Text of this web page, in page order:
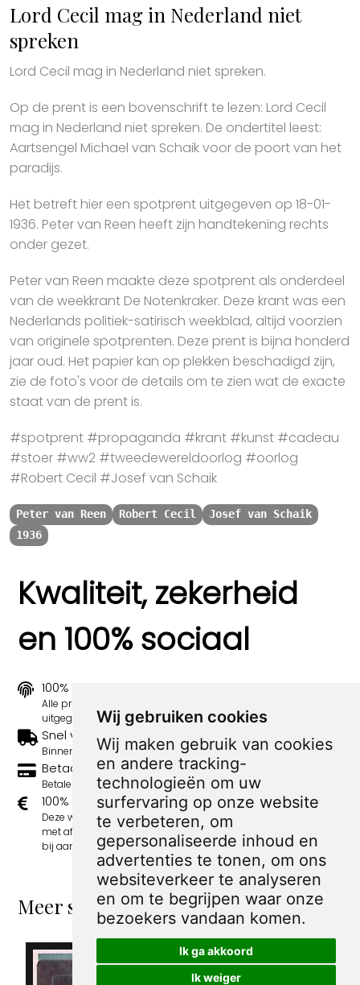
Wij gebruiken cookies
Wij maken gebruik van cookies
en andere tracking-
technologieën om uw
surfervaring op onze website
te verbeteren, om
gepersonaliseerde inhoud en
advertenties te tonen, om ons
websiteverkeer te analyseren
en om te begrijpen waar onze
bezoekers vandaan komen.
Ik ga akkoord
Ik weiger
Lord Cecil mag in Nederland niet
spreken
Lord Cecil mag in Nederland niet spreken.
Op de prent is een bovenschrift te lezen: Lord Cecil
mag in Nederland niet spreken. De ondertitel leest:
Aartsengel Michael van Schaik voor de poort van het
paradijs.
Het betreft hier een spotprent uitgegeven op 18-01-
1936. Peter van Reen heeft zijn handtekening rechts
onder gezet.
Peter van Reen maakte deze spotprent als onderdeel
van de weekkrant De Notenkraker. Deze krant was een
Nederlands politiek-satirisch weekblad, altijd voorzien
van originele spotprenten. Deze prent is bijna honderd
jaar oud. Het papier kan op plekken beschadigd zijn,
zie de foto's voor de details om te zien wat de exacte
staat van de prent is.
#spotprent #propaganda #krant #kunst #cadeau
#stoer #ww2 #tweedewereldoorlog #oorlog
#Robert Cecil #Josef van Schaik
Peter van Reen Robert Cecil
Josef van Schaik
1936
Kwaliteit, zekerheid
en 100% sociaal
100% origineel
Alle prints zijn 100% origineel in de jaren 1910-1920
uitgegeven.
Snel verzonden
Binnen 3 werkdagen wordt je print verstuurd.
Betaal veilig en eenvoudig
Betalen kan met iDeal, Credit Card en Paypal.
100% sociaal
Deze webshop wordt volledig gerund door jongens
met afstand tot de arbeidsmarkt. Je bestelling draagt
bij aan hun welzijn en toekomstplannen!
Meer spotprenten van Peter van Reen